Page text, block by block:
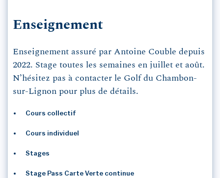
Enseignement
Enseignement assuré par Antoine Couble depuis
2022. Stage toutes les semaines en juillet et août.
N’hésitez pas à contacter le Golf du Chambon-
sur-Lignon pour plus de détails.
Cours collectif
Cours individuel
Stages
Stage Pass Carte Verte continue